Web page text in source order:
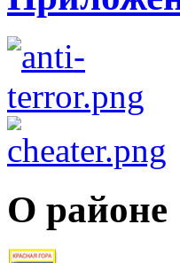
О районе